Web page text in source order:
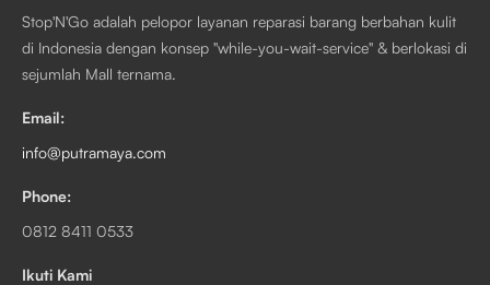
Stop'N'Go adalah pelopor layanan reparasi barang berbahan kulit
di Indonesia dengan konsep "while-you-wait-service" & berlokasi di
sejumlah Mall ternama.
Email:
info@putramaya.com
Phone:
0812 8411 0533
Ikuti Kami